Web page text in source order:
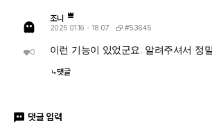
0
조니
2025.01.16 - 18:07 #53645
이런 기능이 있었군요. 알려주셔서 정
댓글
댓글 입력